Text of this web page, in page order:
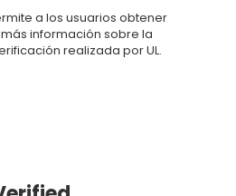
a los usuarios obtener
más información sobre la
realizada por UL.